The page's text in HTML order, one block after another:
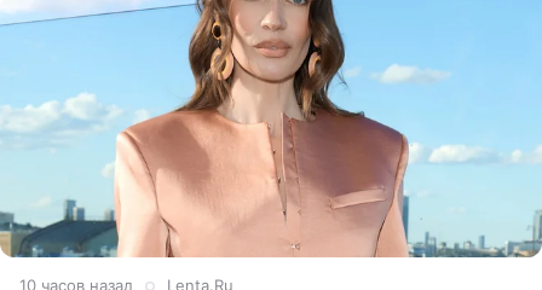
10 часов назад Lenta.Ru